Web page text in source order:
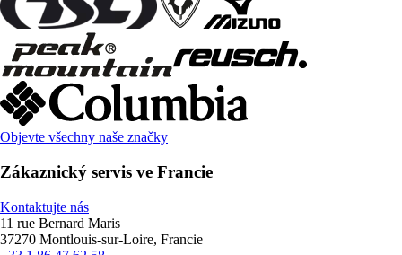
Objevte všechny naše značky
Zákaznický servis ve Francie
Kontaktujte nás
11 rue Bernard Maris
37270 Montlouis-sur-Loire, Francie